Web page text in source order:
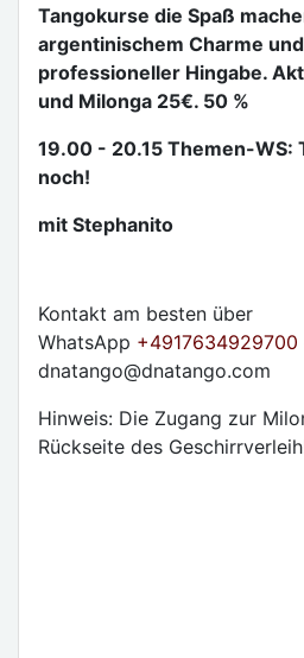
Tangokurse die Spaß
argentinischem Charme und
professioneller Hingabe.
und Milonga 25€. 50 %
19.00 - 20.15 Themen-WS:
noch!
mit Stephanito
Kontakt am besten über
WhatsApp +4917634929700
dnatango@dnatango.com
Hinweis: Die Zugang zur
Rückseite des